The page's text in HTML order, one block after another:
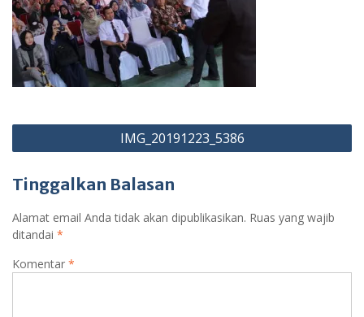
Navigasi
pos
IMG_20191223_5386
Tinggalkan Balasan
Alamat email Anda tidak akan dipublikasikan. Ruas yang wajib
ditandai *
Komentar *